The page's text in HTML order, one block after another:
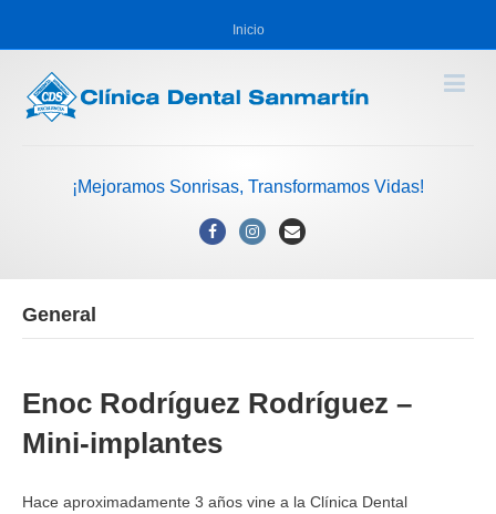
Inicio
¡Mejoramos Sonrisas, Transformamos Vidas!
FacebookInstagram
Email
General
Enoc Rodríguez Rodríguez –
Mini-implantes
Hace aproximadamente 3 años vine a la Clínica Dental